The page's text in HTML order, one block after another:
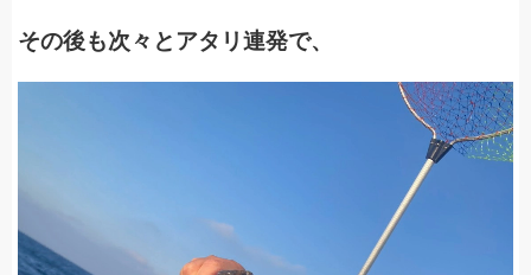
その後も次々とアタリ連発で、